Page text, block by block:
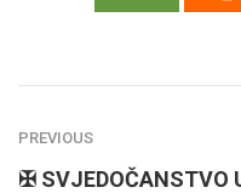
PREVIOUS
✠ SVJEDOČANSTVO